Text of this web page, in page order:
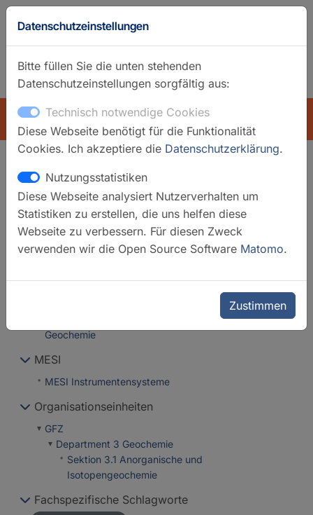
GFZ-Startseite
ÜBERSICHT
Suchfilter
Kategorien
Geochemie
MESI
MESI Instrumentensysteme
Organisationseinheiten
GFZ
Department 3 Geochemie
Sektion 3.1 Anorganische und
Isotopengeochemie
Fachspezifische Schlagworte
Datenschutzeinstellungen
Bitte füllen Sie die unten stehenden
Datenschutzeinstellungen sorgfältig aus:
Technisch notwendige Cookies
Diese Webseite benötigt für die Funktionalität
Cookies. Ich akzeptiere die Datenschutzerklärung.
Nutzungsstatistiken
Diese Webseite analysiert Nutzerverhalten um
Statistiken zu erstellen, die uns helfen diese
Webseite zu verbessern. Für diesen Zweck
verwenden wir die Open Source Software Matomo.
Zustimmen